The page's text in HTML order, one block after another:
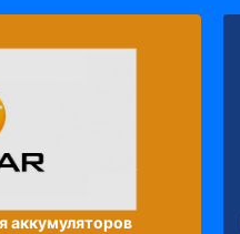
аккумуляторов